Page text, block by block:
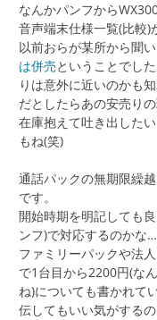
なんかパンフから
音声端末仕様一覧(比較)
以前おらが某所から聞
は併売ということでし
りは意外に近いのかも知
だとしたらあの安売り
在庫抱えて吐き出した
もね(笑)
通話パックの無期限繰
です。
開始時期を明記しても
ンフ)で対応するのかな
ファミリーパックや法
で1台目から2200円(な
ね)についても書かれて
伝してもいい気がする